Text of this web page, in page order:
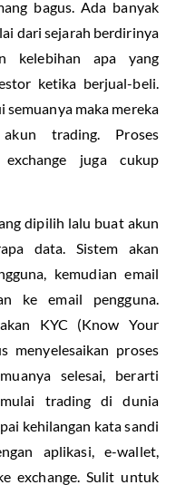
bagus. Ada banyak
dari sejarah berdirinya
kelebihan apa yang
ketika berjual-beli.
maka mereka
trading. Proses
juga cukup
dipilih lalu buat akun
data. Sistem akan
kemudian email
ke email pengguna.
KYC (Know Your
menyelesaikan proses
selesai, berarti
trading di dunia
kehilangan kata sandi
aplikasi, e-wallet,
exchange. Sulit untuk